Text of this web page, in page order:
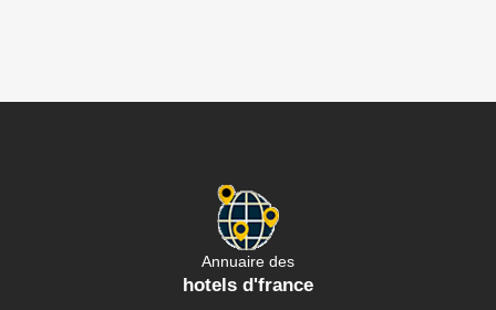
Annuaire des
hotels d'france